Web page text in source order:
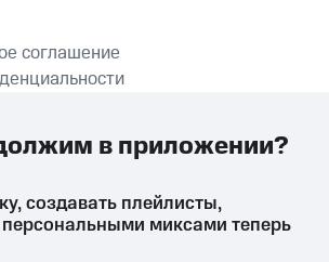
ПРИЛОЖЕНИЕ
соглашение
создавать плейлисты,
миксами теперь